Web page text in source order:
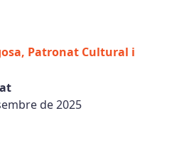
Patronat Cultural i
de 2025